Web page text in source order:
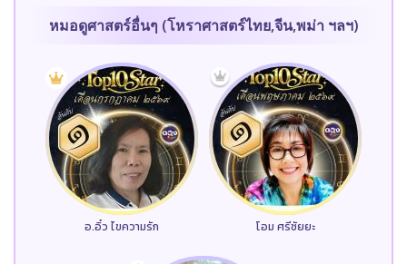
หมอดูศาสตร์อื่นๆ (โหราศาสตร์ไทย,จีน,พม่า ฯลฯ)
อ.อิ๋ว ไขความรัก โอม ศรีชัยยะ